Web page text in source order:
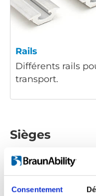
Consentement
Rails
Différents rails
transport.
Sièges